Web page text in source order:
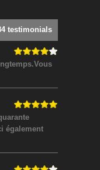
testimonials
également